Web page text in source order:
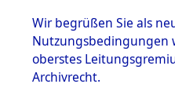
Wir begrüßen Sie als
Nutzungsbedingungen
oberstes
Archivrecht.